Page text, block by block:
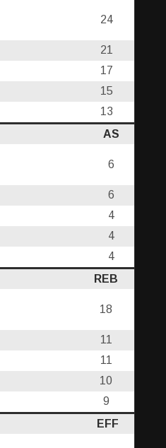
24
21
17
15
13
AS
6
6
4
4
4
REB
18
11
11
10
9
EFF